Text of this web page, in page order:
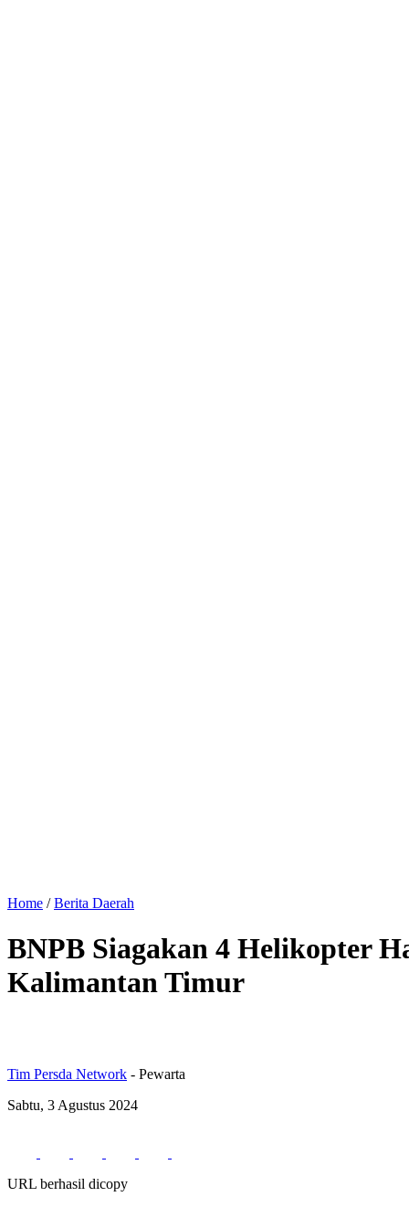
Home /Berita Daerah
BNPB Siagakan 4 Helikopter
Kalimantan Timur
Tim Persda Network - Pewarta
Sabtu, 3 Agustus 2024
URL berhasil dicopy